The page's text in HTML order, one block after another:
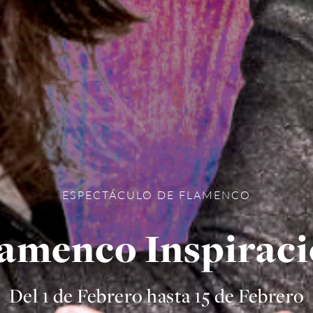
ESPECTÁCULO DE FLAMENCO
Del 1 de Febrero hasta 15 de Febrero